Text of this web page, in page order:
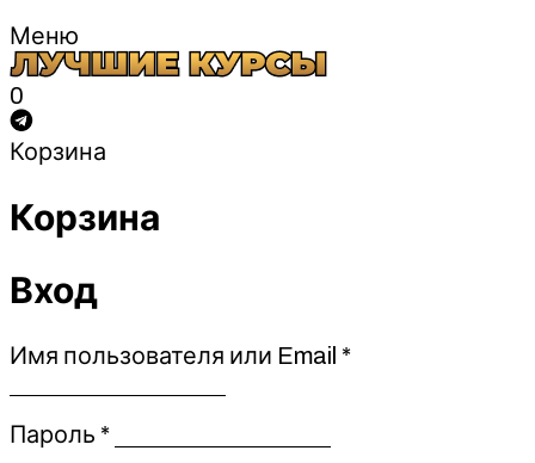
Меню
0
Корзина
Корзина
Вход
Имя пользователя или Email *Обязательно
Пароль *Обязательно